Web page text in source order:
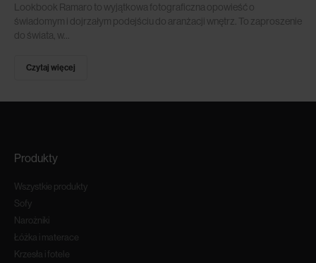
Lookbook Ramaro to wyjątkowa fotograficzna opowieść o
świadomym i dojrzałym podejściu do aranżacji wnętrz. To zaproszenie
do świata, w...
Czytaj więcej
Produkty
Wszystkie produkty
Sofy
Narożniki
Łóżka i materace
Krzesła i fotele